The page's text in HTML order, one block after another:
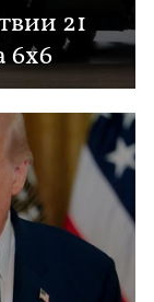
21
6x6